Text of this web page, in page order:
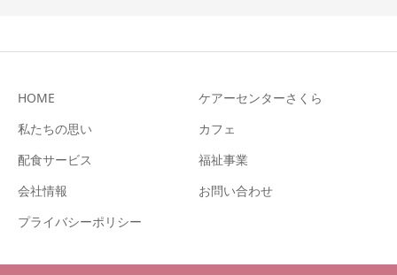
HOME
ケアーセンターさくら
私たちの思い
カフェ
配食サービス
福祉事業
会社情報
お問い合わせ
プライバシーポリシー